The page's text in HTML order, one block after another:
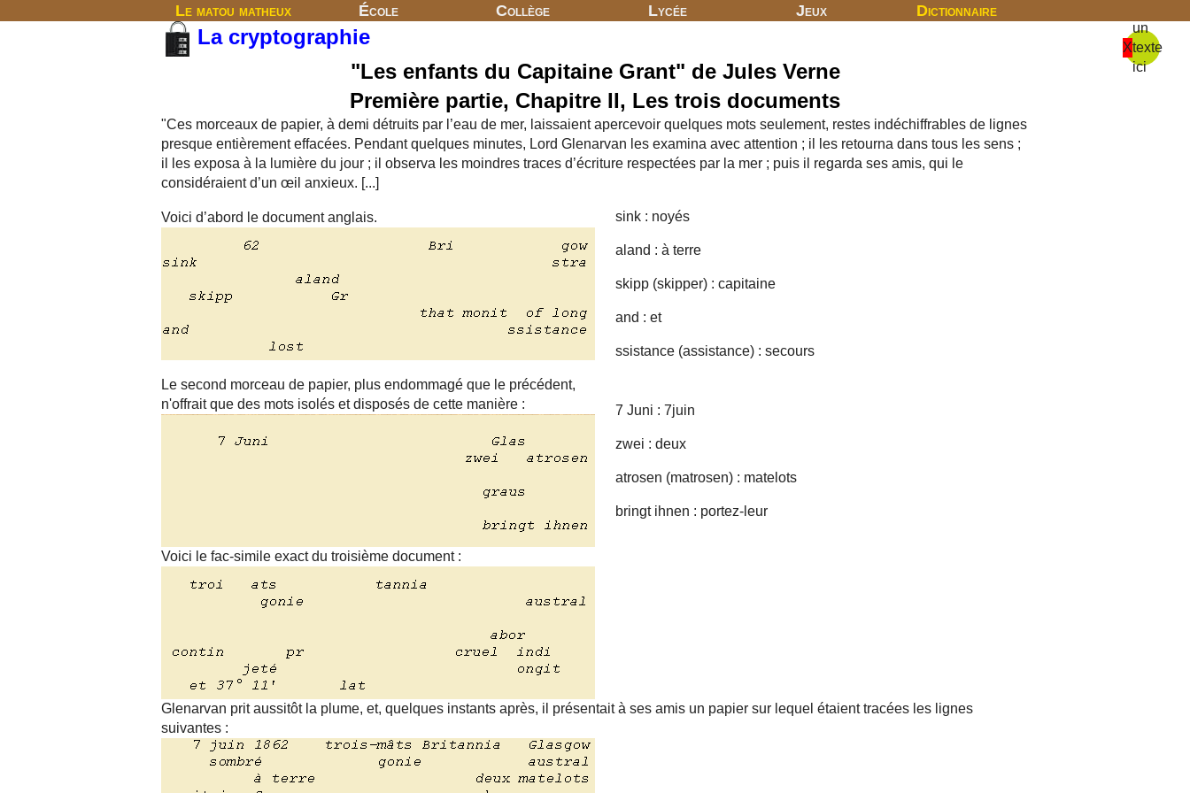
Le matou matheux École Collège Lycée Jeux Dictionnaire
X
un
texte
ici
La cryptographie
"Les enfants du Capitaine Grant" de Jules Verne
Première partie, Chapitre II, Les trois documents
"Ces morceaux de papier, à demi détruits par l’eau de mer, laissaient apercevoir quelques mots seulement, restes indéchiffrables de lignes
presque entièrement effacées. Pendant quelques minutes, Lord Glenarvan les examina avec attention ; il les retourna dans tous les sens ;
il les exposa à la lumière du jour ; il observa les moindres traces d’écriture respectées par la mer ; puis il regarda ses amis, qui le
considéraient d’un œil anxieux. [...]
Voici d’abord le document anglais. sink : noyés
aland : à terre
skipp (skipper) : capitaine
and : et
ssistance (assistance) : secours
Le second morceau de papier, plus endommagé que le précédent,
n'offrait que des mots isolés et disposés de cette manière :
7 Juni : 7juin
zwei : deux
atrosen (matrosen) : matelots
bringt ihnen : portez-leur
Voici le fac-simile exact du troisième document :
Glenarvan prit aussitôt la plume, et, quelques instants après, il présentait à ses amis un papier sur lequel étaient tracées les lignes
suivantes :